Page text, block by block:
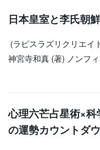
日本皇室と李氏朝鮮
(ラピスラズリクリエイ
神宮寺和真 (著) ノンフ
心理六芒占星術×
の運勢カウントダ